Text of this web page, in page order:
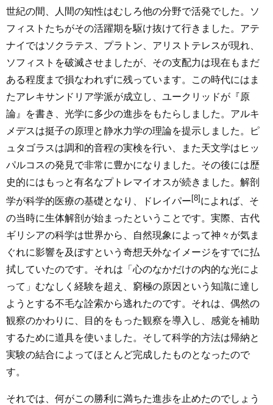
世紀の間、人間の知性はむしろ他の分野で活発でした。ソ
フィストたちがその活躍期を駆け抜けて行きました。アテ
ナイではソクラテス、プラトン、アリストテレスが現れ、
ソフィストを破滅させましたが、その支配力は現在もまだ
ある程度まで損なわれずに残っています。この時代にはま
たアレキサンドリア学派が成立し、ユークリッドが『原
論』を書き、光学に多少の進歩をもたらしました。アルキ
メデスは挺子の原理と静水力学の理論を提示しました。ピ
ュタゴラスは調和的音程の実検を行い、また天文学はヒッ
パルコスの発見で非常に豊かになりました。その後には歴
史的にはもっと有名なプトレマイオスが続きました。解剖
学が科学的医療の基礎となり、ドレイパー [8] によれば、そ
の当時に生体解剖が始まったということです。実際、古代
ギリシアの科学は世界から、自然現象によって神々が気ま
ぐれに影響を及ぼすという奇想天外なイメージをすでに払
拭していたのです。それは「心のなかだけの内的な光によ
って」むなしく経験を超え、窮極の原因という知識に達し
ようとする不毛な詮索から逃れたのです。それは、偶然の
観察のかわりに、目的をもった観察を導入し、感覚を補助
するために道具を使いました。そして科学的方法は帰納と
実験の結合によってほとんど完成したものとなったので
す。
それでは、何がこの勝利に満ちた進歩を止めたのでしょう